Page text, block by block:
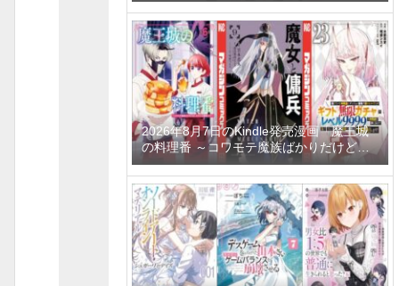
2026年8月7日のKindle発売漫画「魔王城
の料理番 ～コワモテ魔族ばかりだけど、
ホワイトな職場です～ 6巻」「魔女と傭兵
9巻」「信じていた仲間達にダンジョン奥
地で殺されかけたがギフト『無限ガチャ』
でレベル9999の仲間達を手に入れて元パ
ーティーメンバーと世界に復讐＆『ざま
ぁ！』します！ 23巻」など